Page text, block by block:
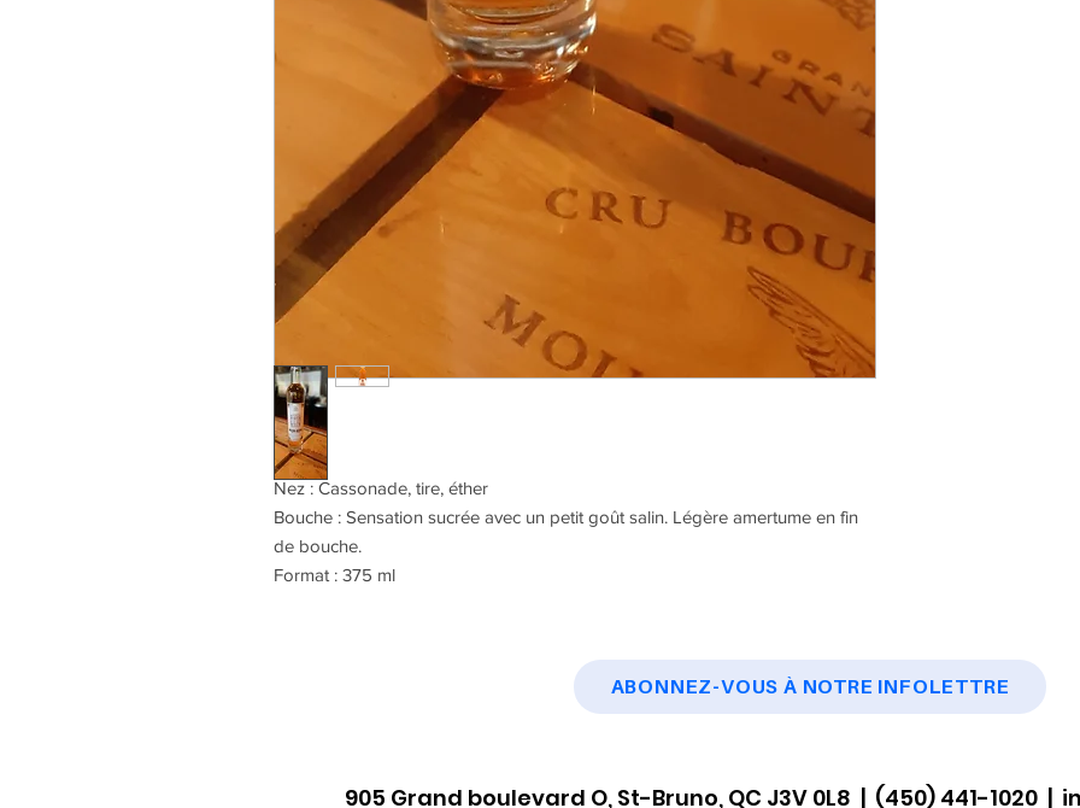
Nez : Cassonade, tire, éther
Bouche : Sensation sucrée avec un petit goût salin. Légère amertume en fin
de bouche.
Format : 375 ml
ABONNEZ-VOUS À NOTRE INFOLETTRE
905 Grand boulevard O, St-Bruno, QC J3V 0L8 | (450) 441-1020 |